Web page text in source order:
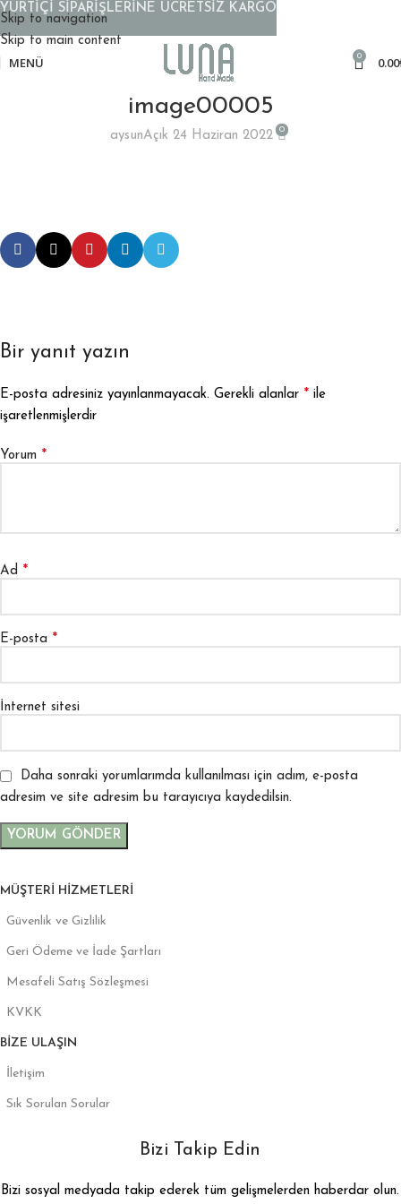
Skip to navigation
Skip to main content
MENÜ 0 0.00
image00005
aysunAçık 24 Haziran 2022 0
Bir yanıt yazın
E-posta adresiniz yayınlanmayacak. Gerekli alanlar * ile
işaretlenmişlerdir
Yorum *
Ad *
E-posta *
İnternet sitesi
Daha sonraki yorumlarımda kullanılması için adım, e-posta
adresim ve site adresim bu tarayıcıya kaydedilsin.
MÜŞTERI HIZMETLERI
Güvenlik ve Gizlilik
Geri Ödeme ve İade Şartları
Mesafeli Satış Sözleşmesi
KVKK
BIZE ULAŞIN
İletişim
Sık Sorulan Sorular
Bizi Takip Edin
Bizi sosyal medyada takip ederek tüm gelişmelerden haberdar olun.
YURTİÇİ SİPARİŞLERİNE ÜCRETSİZ KARGO